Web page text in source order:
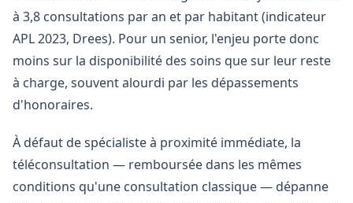
à 3,8 consultations par an et par habitant (indicateur
APL 2023, Drees). Pour un senior, l'enjeu porte donc
moins sur la disponibilité des soins que sur leur reste
à charge, souvent alourdi par les dépassements
d'honoraires.
À défaut de spécialiste à proximité immédiate, la
téléconsultation — remboursée dans les mêmes
conditions qu'une consultation classique — dépanne